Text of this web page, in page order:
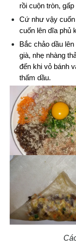
rồi cuộn tròn,
Cứ như vậy cuốn
cuốn lên dĩa phủ
Bắc chảo dầu
già, nhẹ nhàng
đến khi vỏ bánh
thấm dầu.